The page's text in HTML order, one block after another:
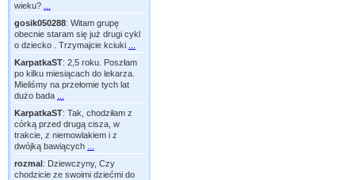
wieku?
gosik050288: Witam grupę
obecnie staram się już drugi cykl
o dziecko . Trzymajcie kciuki
KarpatkaST: 2,5 roku. Poszłam
po kilku miesiącach do lekarza.
Mieliśmy na przełomie tych lat
dużo bada
KarpatkaST: Tak, chodziłam z
córką przed drugą cisza, w
trakcie, z niemowlakiem i z
dwójką bawiących
rozmal: Dziewczyny, Czy
chodzicie ze swoimi dziećmi do